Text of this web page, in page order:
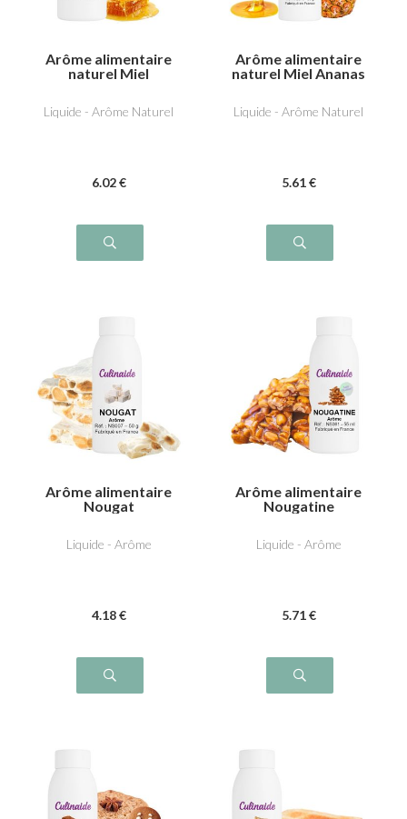
Arôme alimentaire
naturel Miel
Liquide - Arôme Naturel
6.02 €
Arôme alimentaire
naturel Miel Ananas
Liquide - Arôme Naturel
5.61 €
Arôme alimentaire
Nougat
Liquide - Arôme
4.18 €
Arôme alimentaire
Nougatine
Liquide - Arôme
5.71 €